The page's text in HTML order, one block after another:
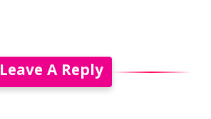
Leave A Reply